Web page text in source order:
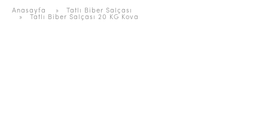
Anasayfa »
Tatlı Biber Salçası
»
Tatlı Biber Salçası 20 KG Kova